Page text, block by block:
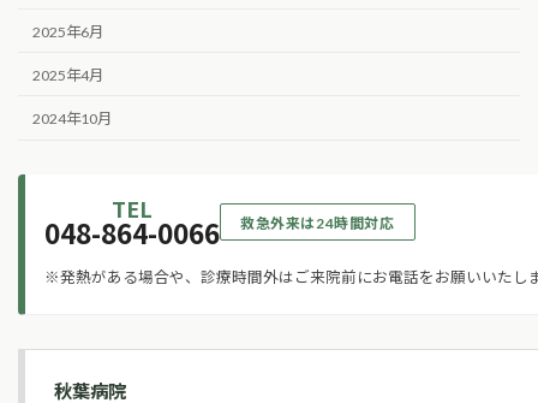
2025年6月
2025年4月
2024年10月
TEL
048-864-0066 救急外来は24時間対応
※発熱がある場合や、診療時間外はご来院前にお電話をお願いいたし
秋葉病院